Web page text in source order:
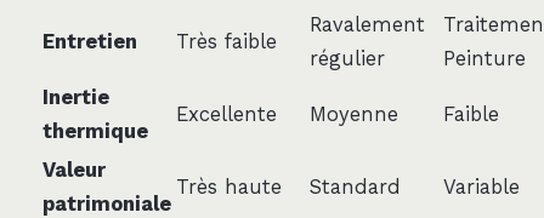
Entretien Très faible
Ravalement
régulier
Peinture
Inertie
thermique
Excellente Moyenne Faible
Valeur
patrimoniale
Très haute Standard Variable